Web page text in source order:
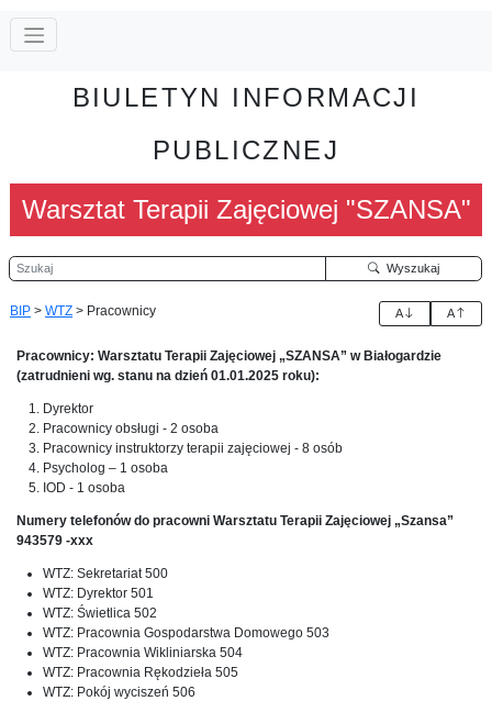
BIULETYN INFORMACJI
PUBLICZNEJ
Warsztat Terapii Zajęciowej "SZANSA"
Szukaj Wyszukaj
BIP > WTZ > Pracownicy A A
Pracownicy: Warsztatu Terapii Zajęciowej „SZANSA” w Białogardzie
(zatrudnieni wg. stanu na dzień 01.01.2025 roku):
Dyrektor
Pracownicy obsługi - 2 osoba
Pracownicy instruktorzy terapii zajęciowej - 8 osób
Psycholog – 1 osoba
IOD - 1 osoba
Numery telefonów do pracowni Warsztatu Terapii Zajęciowej „Szansa”
943579 ‐xxx
WTZ: Sekretariat 500
WTZ: Dyrektor 501
WTZ: Świetlica 502
WTZ: Pracownia Gospodarstwa Domowego 503
WTZ: Pracownia Wikliniarska 504
WTZ: Pracownia Rękodzieła 505
WTZ: Pokój wyciszeń 506